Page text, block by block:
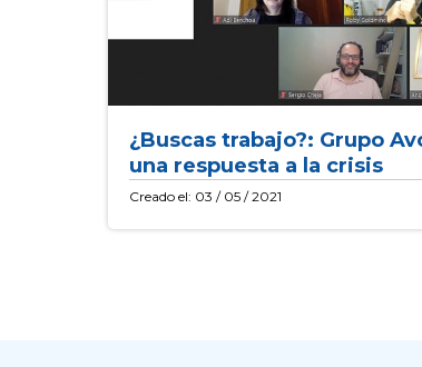
¿Buscas trabajo?: Grupo
una respuesta a la crisis
Creado el: 03 / 05 / 2021